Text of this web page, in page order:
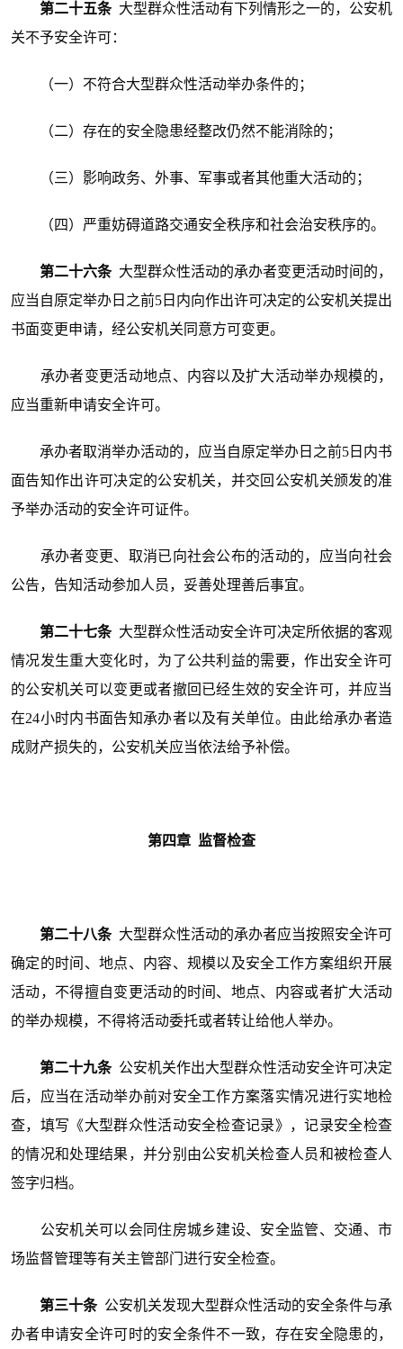
第二十五条大型群众性活动有下列情形之一的，公安机
关不予安全许可：
（一）不符合大型群众性活动举办条件的；
（二）存在的安全隐患经整改仍然不能消除的；
（三）影响政务、外事、军事或者其他重大活动的；
（四）严重妨碍道路交通安全秩序和社会治安秩序的。
第二十六条大型群众性活动的承办者变更活动时间的，
应当自原定举办日之前5日内向作出许可决定的公安机关提出
书面变更申请，经公安机关同意方可变更。
承办者变更活动地点、内容以及扩大活动举办规模的，
应当重新申请安全许可。
承办者取消举办活动的，应当自原定举办日之前5日内书
面告知作出许可决定的公安机关，并交回公安机关颁发的准
予举办活动的安全许可证件。
承办者变更、取消已向社会公布的活动的，应当向社会
公告，告知活动参加人员，妥善处理善后事宜。
第二十七条 大型群众性活动安全许可决定所依据的客观
情况发生重大变化时，为了公共利益的需要，作出安全许可
的公安机关可以变更或者撤回已经生效的安全许可，并应当
在24小时内书面告知承办者以及有关单位。由此给承办者造
成财产损失的，公安机关应当依法给予补偿。
第四章 监督检查
第二十八条 大型群众性活动的承办者应当按照安全许可
确定的时间、地点、内容、规模以及安全工作方案组织开展
活动，不得擅自变更活动的时间、地点、内容或者扩大活动
的举办规模，不得将活动委托或者转让给他人举办。
第二十九条公安机关作出大型群众性活动安全许可决定
后，应当在活动举办前对安全工作方案落实情况进行实地检
查，填写《大型群众性活动安全检查记录》，记录安全检查
的情况和处理结果，并分别由公安机关检查人员和被检查人
签字归档。
公安机关可以会同住房城乡建设、安全监管、交通、市
场监督管理等有关主管部门进行安全检查。
第三十条 公安机关发现大型群众性活动的安全条件与承
办者申请安全许可时的安全条件不一致，存在安全隐患的，